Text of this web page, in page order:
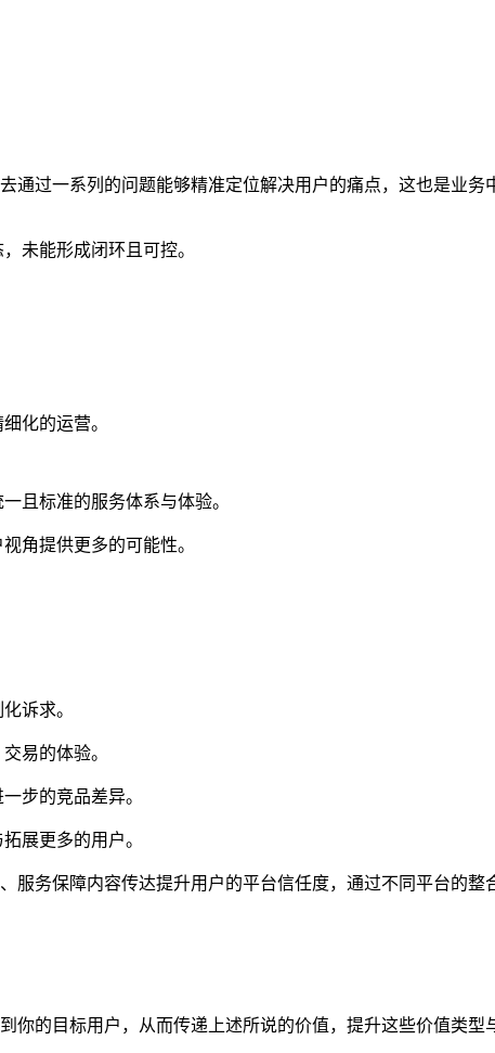
通过一系列的问题能够精准定位解决用户的痛点，这也是业务
未能形成闭环且可控。
化的运营。
且标准的服务体系与体验。
角提供更多的可能性。
诉求。
易的体验。
步的竞品差异。
展更多的用户。
服务保障内容传达提升用户的平台信任度，通过不同平台的整
你的目标用户，从而传递上述所说的价值，提升这些价值类型